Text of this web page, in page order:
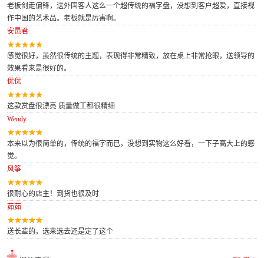
老板剑走偏锋，送外国客人这么一个超传统的福字盘，没想到客户超爱，直接视
作中国的艺术品。老板就是厉害啊。
安邑君
感觉很好，虽然很传统的主题，表现得非常精致，放在桌上非常抢眼，送领导的
效果看来是很好的。
优优
这款赏盘很漂亮 质量做工都很精细
Wendy
本来以为很简单的，传统的福字而已，没想到实物这么好看，一下子高大上的感
觉。
风筝
很耐心的店主！到货也很及时
茹茹
送长辈的，选来选去还是定了这个